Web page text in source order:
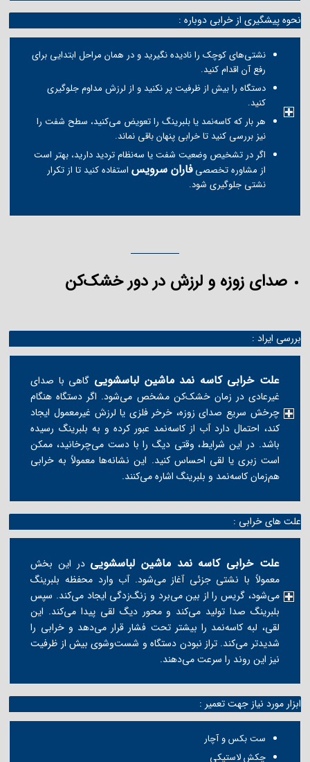
نحوه پیشگیری از خرابی دوباره :
نشتی‌های کوچک را نادیده نگیرید و در همان مراحل ابتدایی برای
رفع آن اقدام کنید.
دستگاه را بیش از ظرفیت پر نکنید و از لرزش مداوم جلوگیری
کنید.
هر بار که کاسه‌نمد یا بلبرینگ را تعویض می‌کنید، سطح شفت را
نیز بررسی کنید تا خرابی پنهان باقی نماند.
اگر در تشخیص وضعیت شفت یا سه‌نظام تردید دارید، بهتر است
از مشاوره تخصصیفاران سرویس استفاده کنید تا از تکرار
نشتی جلوگیری شود.
صدای زوزه و لرزش در دور خشک‌کن
بررسی ایراد :
علت خرابی کاسه نمد ماشین لباسشویی گاهی با صدای
غیرعادی در زمان خشک‌کن مشخص می‌شود. اگر دستگاه هنگام
چرخش سریع صدای زوزه، خرخر فلزی یا لرزش غیرمعمول ایجاد
کند، احتمال دارد آب از کاسه‌نمد عبور کرده و به بلبرینگ رسیده
باشد. در این شرایط، وقتی دیگ را با دست می‌چرخانید، ممکن
است زبری یا لقی احساس کنید. این نشانه‌ها معمولاً به خرابی
هم‌زمان کاسه‌نمد و بلبرینگ اشاره می‌کنند.
علت های خرابی :
علت خرابی کاسه نمد ماشین لباسشویی در این بخش
معمولاً با نشتی جزئی آغاز می‌شود. آب وارد محفظه بلبرینگ
می‌شود، گریس را از بین می‌برد و زنگ‌زدگی ایجاد می‌کند. سپس
بلبرینگ صدا تولید می‌کند و محور دیگ لقی پیدا می‌کند. این
لقی، لبه کاسه‌نمد را بیشتر تحت فشار قرار می‌دهد و خرابی را
شدیدتر می‌کند. تراز نبودن دستگاه و شست‌وشوی بیش از ظرفیت
نیز این روند را سرعت می‌دهند.
ابزار مورد نیاز جهت تعمیر :
ست بکس و آچار
چکش لاستیکی